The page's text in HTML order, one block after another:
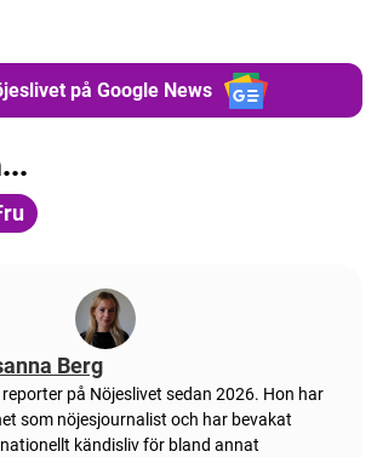
på Google News
Berg
på Nöjeslivet sedan 2026. Hon har
som nöjesjournalist och har bevakat
kändisliv för bland annat